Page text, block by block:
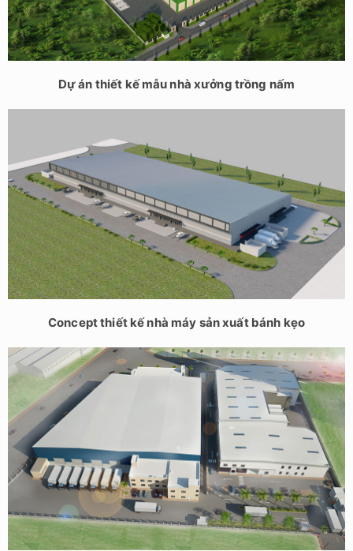
Dự án thiết kế mẫu nhà xưởng trồng nấm
Concept thiết kế nhà máy sản xuất bánh kẹo